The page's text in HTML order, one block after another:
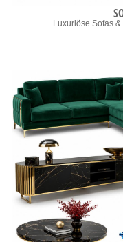
Luxuriöse Sofas